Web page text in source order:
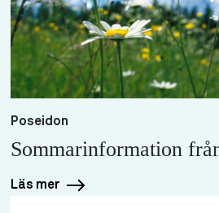
Poseidon
Sommarinformation
Läs mer